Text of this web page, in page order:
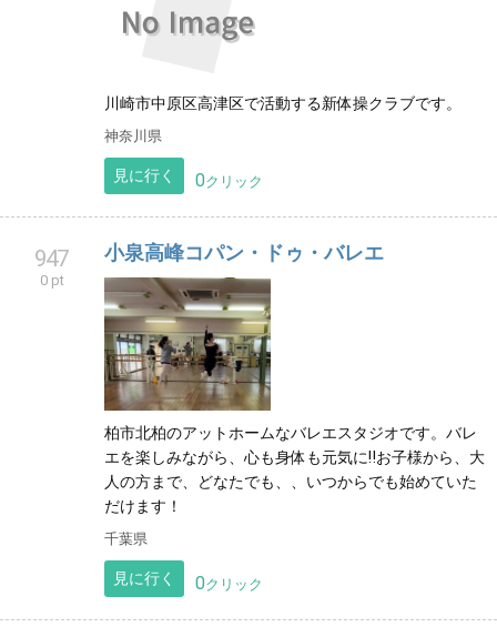
川崎市中原区高津区で活動する新体操クラブです。
神奈川県
見に行く 0クリック
947
0 pt
小泉高峰コパン・ドゥ・バレエ
柏市北柏のアットホームなバレエスタジオです。バレ
エを楽しみながら、心も身体も元気に‼️お子様から、大
人の方まで、どなたでも、、いつからでも始めていた
だけます！
千葉県
見に行く 0クリック